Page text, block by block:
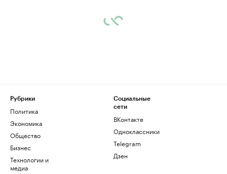
Рубрики
Политика
Экономика
Общество
Бизнес
Технологии и
медиа
Социальные
сети
ВКонтакте
Одноклассники
Telegram
Дзен